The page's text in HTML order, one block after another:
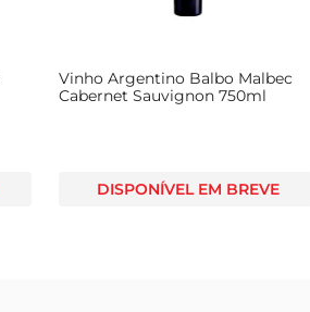
Vinho Argentino Balbo Malbec
Cabernet Sauvignon 750ml
DISPONÍVEL EM BREVE